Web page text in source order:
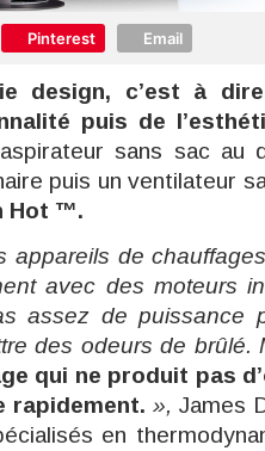
Pinterest Email
design, c’est à
puis de
sans sac au
puis un ventilateur
Hot ™.
appareils de
avec des moteurs
assez de puissance
des odeurs de brûlé.
qui ne produit pas
rapidement. », James
en